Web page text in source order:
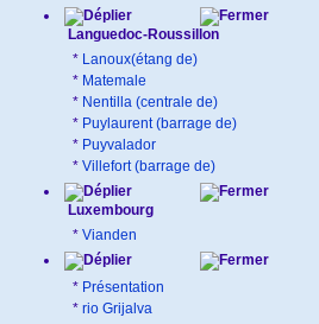
Languedoc-Roussillon
* Lanoux(étang de)
* Matemale
* Nentilla (centrale de)
* Puylaurent (barrage de)
* Puyvalador
* Villefort (barrage de)
Luxembourg
* Vianden
* Présentation
* rio Grijalva